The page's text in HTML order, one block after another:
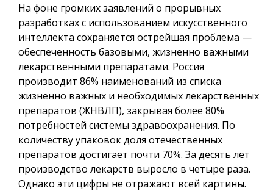
На фоне громких заявлений о прорывных
разработках с использованием искусственного
интеллекта сохраняется острейшая проблема —
обеспеченность базовыми, жизненно важными
лекарственными препаратами. Россия
производит 86% наименований из списка
жизненно важных и необходимых лекарственных
препаратов (ЖНВЛП), закрывая более 80%
потребностей системы здравоохранения. По
количеству упаковок доля отечественных
препаратов достигает почти 70%. За десять лет
производство лекарств выросло в четыре раза.
Однако эти цифры не отражают всей картины.